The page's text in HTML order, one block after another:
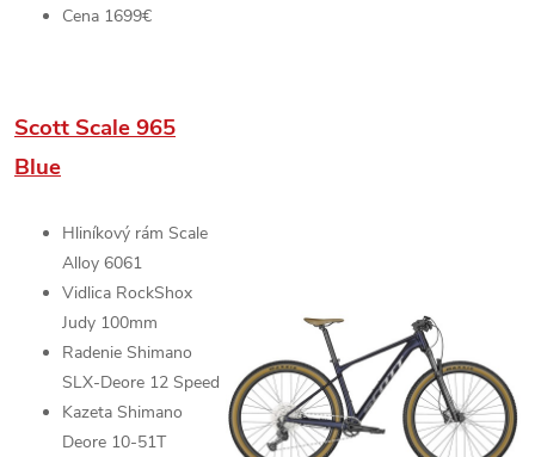
Cena 1699€
Scott Scale 965
Blue
Hliníkový rám Scale
Alloy 6061
Vidlica RockShox
Judy 100mm
Radenie Shimano
SLX-Deore 12 Speed
Kazeta Shimano
Deore 10-51T